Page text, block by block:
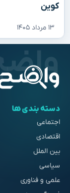
کوین
۱۳ مرداد ۱۴۰۵
دسته بندی ها
اجتماعی
اقتصادی
بین الملل
سیاسی
علمی و فناوری